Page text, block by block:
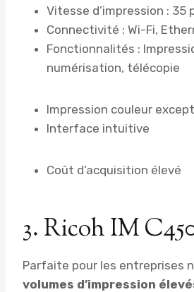
Vitesse d’impression : 35
Connectivité : Wi-Fi,
Fonctionnalités :
numérisation, télécopie
Impression couleur
Interface intuitive
Coût d’acquisition élevé
3. Ricoh IM
Parfaite pour les entreprises
volumes d’impression